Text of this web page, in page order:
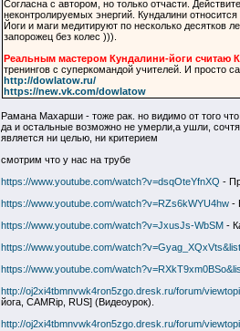
Согласна с автором, но только отчасти.
неконтролируемых энергий. Кундалини относится
Йоги и маги медитируют по несколько десятков
запорожец без колес ))).
Реальным мастером Кундалини-йоги считаю
тренингов с суперкомандой учителей. И просто
http://dowlatow.ru/
https://new.vk.com/dowlatow
Рамана Махарши - тоже рак. но видимо от того
да и остальные возможно не умерли,а ушли,
является ни целью, ни критерием
смотрим что у нас на трубе
https://www.youtube.com/watch?v=dsqOteYfnXQ -
https://www.youtube.com/watch?v=RZs6kWYU4hw-
https://www.youtube.com/watch?v=JxusJs-WbSM -
https://www.youtube.com/
https://www.youtube.com/
http://oj2xi4tbmnvwk4ron5zgo.dresk.ru/forum/
йога, CAMRip, RUS] (Видеоурок).
http://oj2xi4tbmnvwk4ron5zgo.dresk.ru/forum/